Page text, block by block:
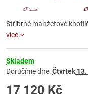
Stříbrné manžetové
více
Skladem
Doručíme dne:Čtvrtek
17 120 Kč